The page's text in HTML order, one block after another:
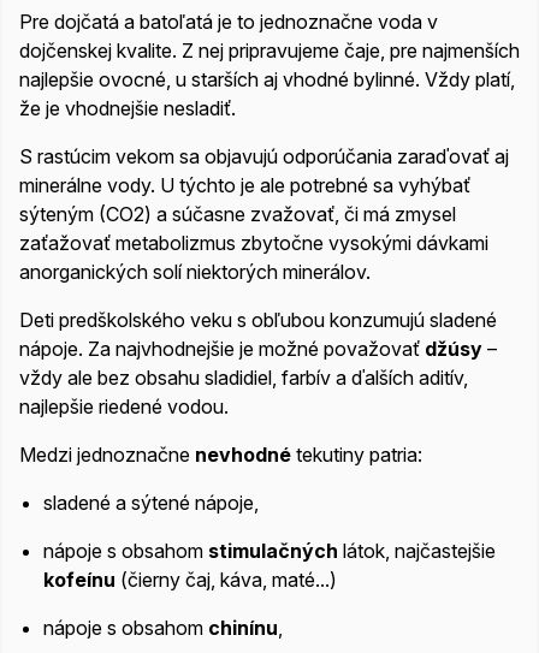
Pre dojčatá a batoľatá je to jednoznačne voda v
dojčenskej kvalite. Z nej pripravujeme čaje, pre najmenších
najlepšie ovocné, u starších aj vhodné bylinné. Vždy platí,
že je vhodnejšie nesladiť.
S rastúcim vekom sa objavujú odporúčania zaraďovať aj
minerálne vody. U týchto je ale potrebné sa vyhýbať
sýteným (CO2) a súčasne zvažovať, či má zmysel
zaťažovať metabolizmus zbytočne vysokými dávkami
anorganických solí niektorých minerálov.
Deti predškolského veku s obľubou konzumujú sladené
nápoje. Za najvhodnejšie je možné považovať džúsy –
vždy ale bez obsahu sladidiel, farbív a ďalších aditív,
najlepšie riedené vodou.
Medzi jednoznačne nevhodné tekutiny patria:
sladené a sýtené nápoje,
nápoje s obsahom stimulačných látok, najčastejšie
kofeínu (čierny čaj, káva, maté...)
nápoje s obsahom chinínu,